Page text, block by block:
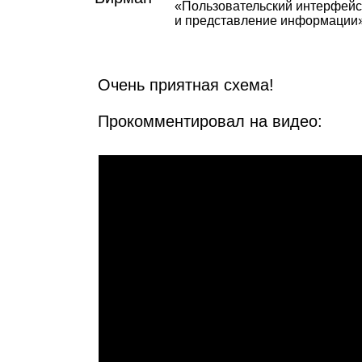
«Пользовательский интерфейс
и представление
Очень приятная схема!
Прокомментировал на видео: